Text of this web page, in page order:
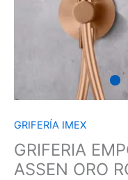
GRIFERÍA IMEX
GRIFERIA
ASSEN ORO